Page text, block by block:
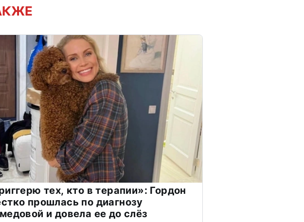
тех, кто в терапии»: Гордон
прошлась по диагнозу
и довела ее до слёз